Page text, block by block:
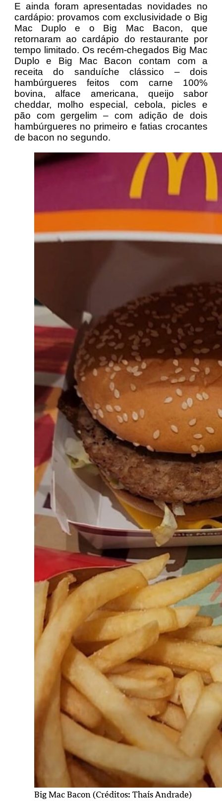
E ainda foram apresentadas novidades no
cardápio: provamos com exclusividade o Big
Mac Duplo e o Big Mac Bacon, que
retornaram ao cardápio do restaurante por
tempo limitado. Os recém-chegados Big Mac
Duplo e Big Mac Bacon contam com a
receita do sanduíche clássico – dois
hambúrgueres feitos com carne 100%
bovina, alface americana, queijo sabor
cheddar, molho especial, cebola, picles e
pão com gergelim – com adição de dois
hambúrgueres no primeiro e fatias crocantes
de bacon no segundo.
Big Mac Bacon (Créditos: Thaís Andrade)